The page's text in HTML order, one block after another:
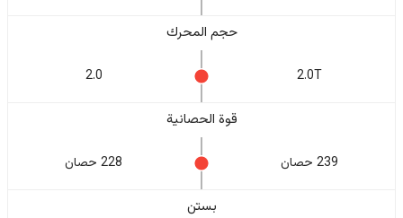
حجم المحرك
2.0T
2.0
قوة الحصانية
239 حصان 228 حصان
بستن